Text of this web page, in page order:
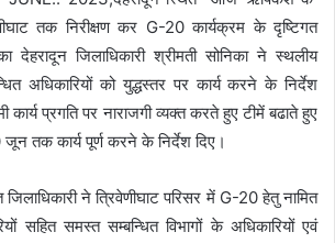
तक निरीक्षण कर G-20 कार्यक्रम के दृष्टिगत
का देहरादून जिलाधिकारी श्रीमती सोनिका ने स्थलीय
अधिकारियों को युद्धस्तर पर कार्य करने के निर्देश
कार्य प्रगति पर नाराजगी व्यक्त करते हुए टीमें बढाते हुए
जून तक कार्य पूर्ण करने के निर्देश दिए।
जिलाधिकारी ने त्रिवेणीघाट परिसर में G-20 हेतु नामित
सहित समस्त सम्बन्धित विभागों के अधिकारियों एवं